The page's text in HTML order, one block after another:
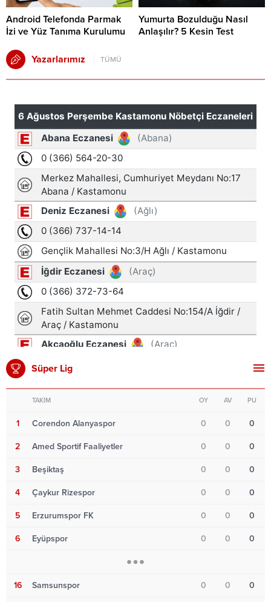
Android Telefonda Parmak
İzi ve Yüz Tanıma Kurulumu
Yumurta Bozulduğu Nasıl
Anlaşılır? 5 Kesin Test
Yazarlarımız TÜMÜ
Süper Lig
TAKIM OY AV PU
1 Corendon Alanyaspor 0 0 0
2 Amed Sportif Faaliyetler 0 0 0
3 Beşiktaş 0 0 0
4 Çaykur Rizespor 0 0 0
5 Erzurumspor FK 0 0 0
6 Eyüpspor 0 0 0
16 Samsunspor 0 0 0